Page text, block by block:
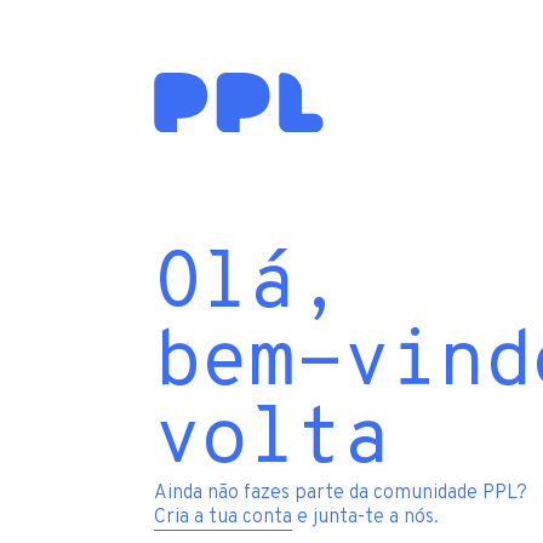
Olá,
bem-
volta
Ainda não fazes parte da comunidade PPL?
Cria a tua conta e junta-te a nós.